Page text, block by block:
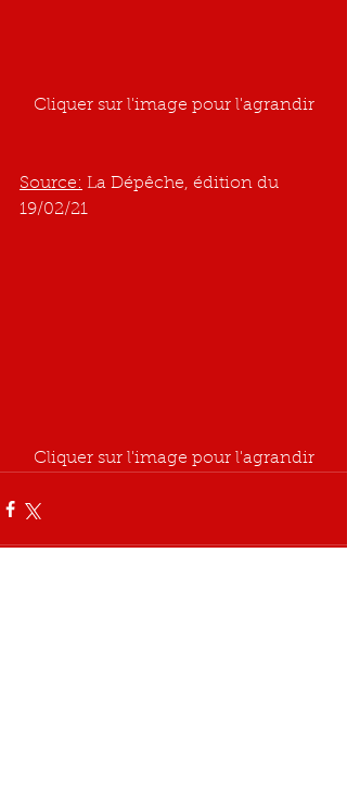
Cliquer sur l'image pour l'agrandir
Source: La Dépêche, édition du
19/02/21
Cliquer sur l'image pour l'agrandir